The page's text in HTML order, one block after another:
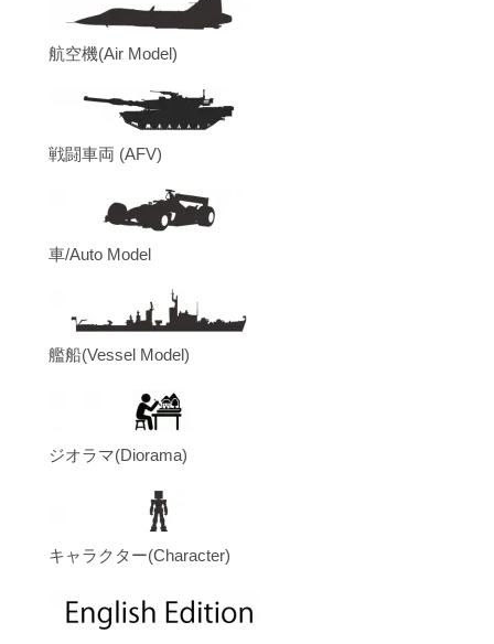
航空機(Air Model)
戦闘車両 (AFV)
車/Auto Model
艦船(Vessel Model)
ジオラマ(Diorama)
キャラクター(Character)